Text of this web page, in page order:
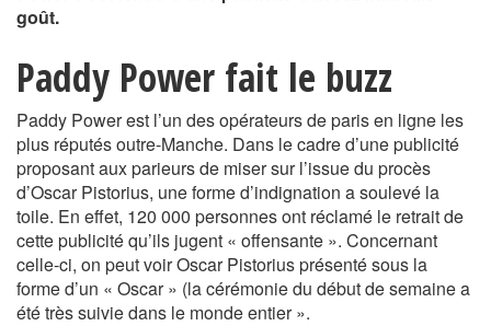
goût.
Paddy Power fait le buzz
Paddy Power est l’un des opérateurs de paris en ligne les
plus réputés outre-Manche. Dans le cadre d’une publicité
proposant aux parieurs de miser sur l’issue du procès
d’Oscar Pistorius, une forme d’indignation a soulevé la
toile. En effet, 120 000 personnes ont réclamé le retrait de
cette publicité qu’ils jugent « offensante ». Concernant
celle-ci, on peut voir Oscar Pistorius présenté sous la
forme d’un « Oscar » (la cérémonie du début de semaine a
été très suivie dans le monde entier ».